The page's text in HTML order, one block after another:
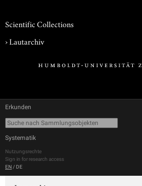
Scientific Collections
›Lautarchiv
Erkunden
Systematik
Nutzungsrechte
Sign in for research access
EN / DE